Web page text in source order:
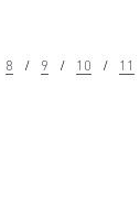
8 9 10 11